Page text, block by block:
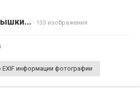
· 133 изображения
информации фотографии